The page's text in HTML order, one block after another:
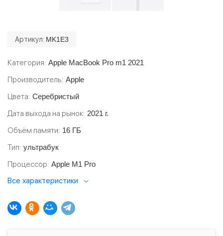
Артикул: MK1E3
Категория Apple MacBook Pro m1 2021
Производитель Apple
Цвета Серебристый
Дата выхода на рынок 2021 г.
Объём памяти 16 ГБ
Тип ультрабук
Процессор Apple M1 Pro
Все характеристики